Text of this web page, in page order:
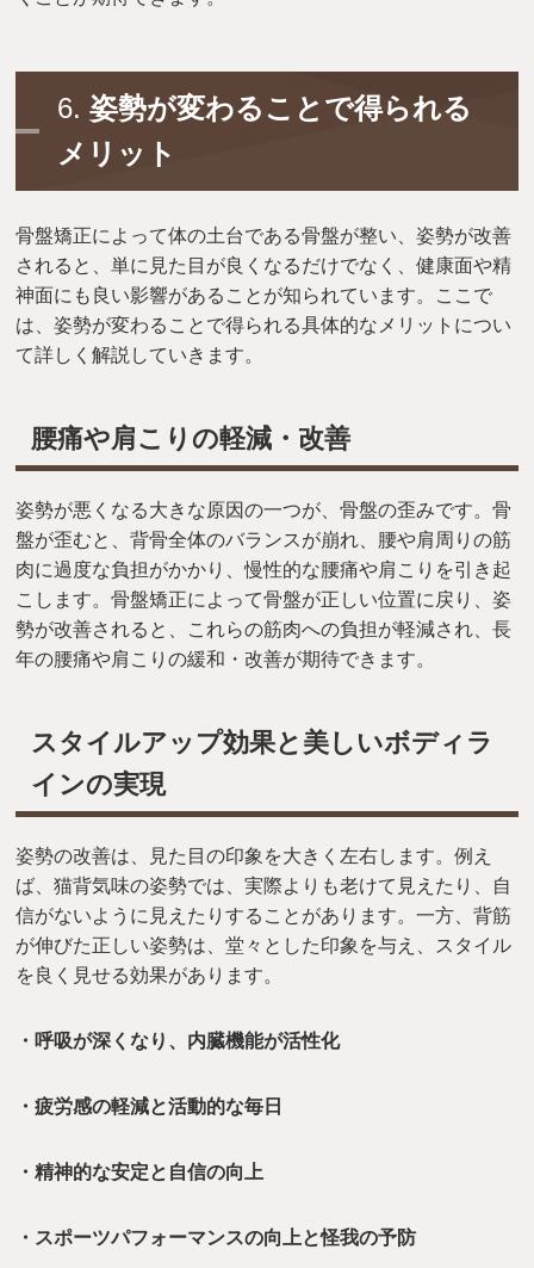
6. 姿勢が変わることで得られる
メリット
骨盤矯正によって体の土台である骨盤が整い、姿勢が改善
されると、単に見た目が良くなるだけでなく、健康面や精
神面にも良い影響があることが知られています。ここで
は、姿勢が変わることで得られる具体的なメリットについ
て詳しく解説していきます。
腰痛や肩こりの軽減・改善
姿勢が悪くなる大きな原因の一つが、骨盤の歪みです。骨
盤が歪むと、背骨全体のバランスが崩れ、腰や肩周りの筋
肉に過度な負担がかかり、慢性的な腰痛や肩こりを引き起
こします。骨盤矯正によって骨盤が正しい位置に戻り、姿
勢が改善されると、これらの筋肉への負担が軽減され、長
年の腰痛や肩こりの緩和・改善が期待できます。
スタイルアップ効果と美しいボディラ
インの実現
姿勢の改善は、見た目の印象を大きく左右します。例え
ば、猫背気味の姿勢では、実際よりも老けて見えたり、自
信がないように見えたりすることがあります。一方、背筋
が伸びた正しい姿勢は、堂々とした印象を与え、スタイル
を良く見せる効果があります。
・呼吸が深くなり、内臓機能が活性化
・疲労感の軽減と活動的な毎日
・精神的な安定と自信の向上
・スポーツパフォーマンスの向上と怪我の予防